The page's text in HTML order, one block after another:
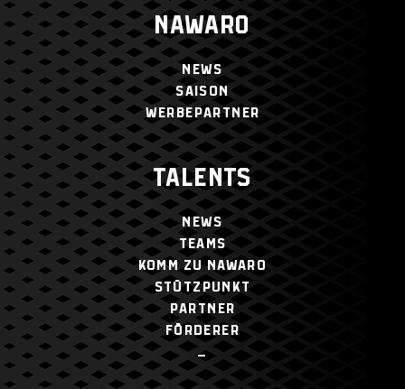
NAWARO
NEWS
SAISON
WERBEPARTNER
TALENTS
NEWS
TEAMS
KOMM ZU NAWARO
STÜTZPUNKT
PARTNER
FÖRDERER
–